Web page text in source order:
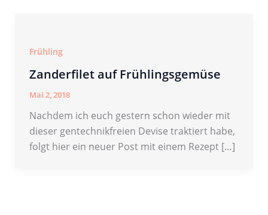
Frühling
Zanderfilet auf Frühlingsgemüse
Mai 2, 2018
Nachdem ich euch gestern schon wieder mit
dieser gentechnikfreien Devise traktiert habe,
folgt hier ein neuer Post mit einem Rezept […]